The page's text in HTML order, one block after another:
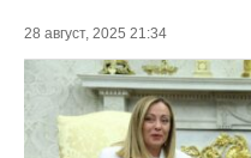
28 август, 2025 21:34